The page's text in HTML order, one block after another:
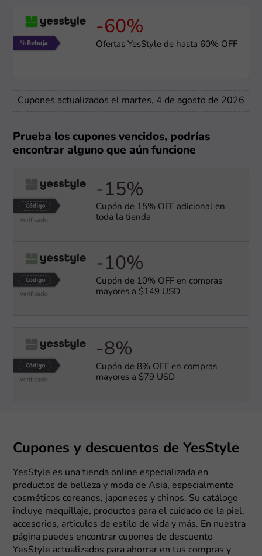
-60%
Ofertas YesStyle de hasta 60% OFF
Cupones actualizados el martes, 4 de agosto de 2026
Prueba los cupones vencidos, podrías
encontrar alguno que aún funcione
-15%
Cupón de 15% OFF adicional en
toda la tienda
-10%
Cupón de 10% OFF en compras
mayores a $149 USD
-8%
Cupón de 8% OFF en compras
mayores a $79 USD
Cupones y descuentos de YesStyle
YesStyle es una tienda online especializada en
productos de belleza y moda de Asia, especialmente
cosméticos coreanos, japoneses y chinos. Su catálogo
incluye maquillaje, productos para el cuidado de la piel,
accesorios, artículos de estilo de vida y más. En nuestra
página puedes encontrar cupones de descuento
YesStyle actualizados para ahorrar en tus compras y